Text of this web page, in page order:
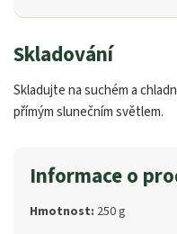
Skladování
Skladujte na suchém a
přímým slunečním světlem.
Informace o
Hmotnost: 250 g